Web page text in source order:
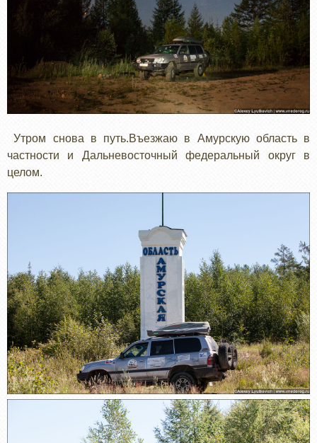
Утром снова в путь.Въезжаю в Амурскую область в
частности и Дальневосточный федеральный округ в
целом.